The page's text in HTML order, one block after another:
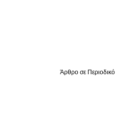
Άρθρο σε Περιοδικό